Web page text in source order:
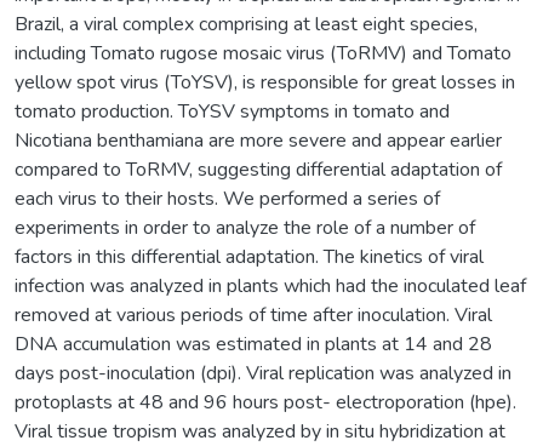
Brazil, a viral complex comprising at least eight species,
including Tomato rugose mosaic virus (ToRMV) and Tomato
yellow spot virus (ToYSV), is responsible for great losses in
tomato production. ToYSV symptoms in tomato and
Nicotiana benthamiana are more severe and appear earlier
compared to ToRMV, suggesting differential adaptation of
each virus to their hosts. We performed a series of
experiments in order to analyze the role of a number of
factors in this differential adaptation. The kinetics of viral
infection was analyzed in plants which had the inoculated leaf
removed at various periods of time after inoculation. Viral
DNA accumulation was estimated in plants at 14 and 28
days post-inoculation (dpi). Viral replication was analyzed in
protoplasts at 48 and 96 hours post- electroporation (hpe).
Viral tissue tropism was analyzed by in situ hybridization at